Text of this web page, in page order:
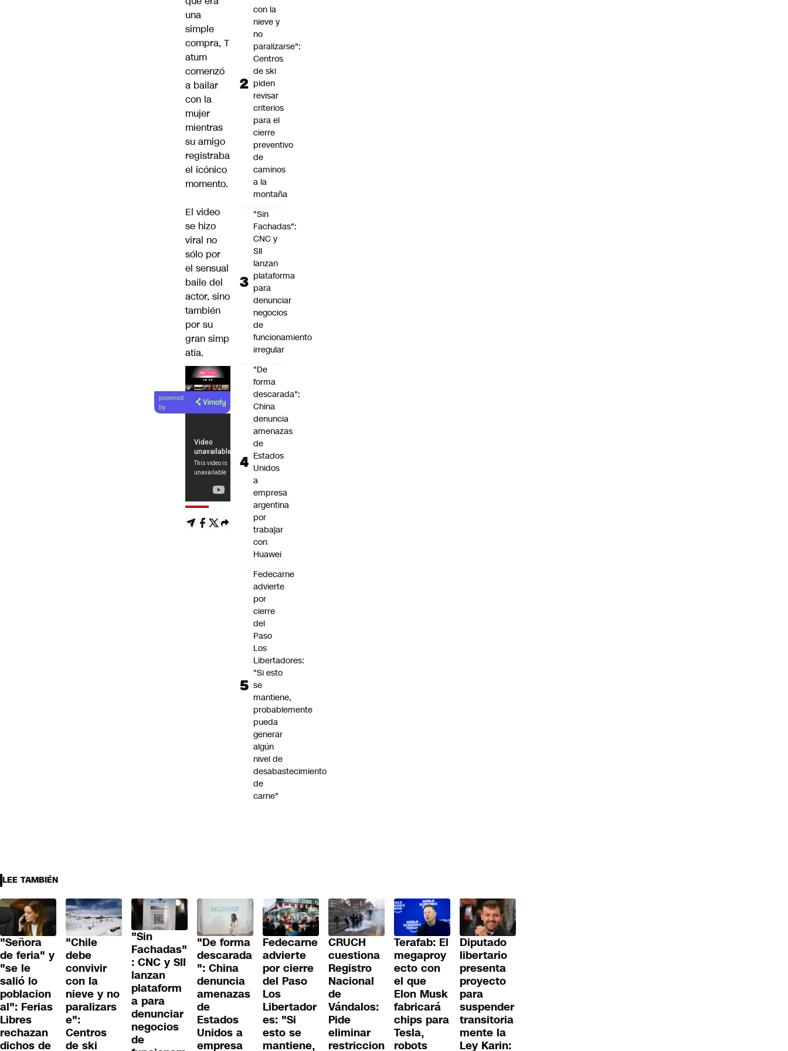
una
simple
compra, T
atum
comenzó
a bailar
con la
mujer
mientras
su amigo
registraba
el icónico
momento.
El video
se hizo
viral no
sólo por
el sensual
baile del
actor, sino
también
por su
gran simp
atía.
Lea el
artículo
powered
by
con la
nieve y
no
paralizarse":
Centros
de ski
piden
revisar
criterios
para el
cierre
preventivo
de
caminos
a la
montaña
"Sin
Fachadas":
CNC y
SII
lanzan
plataforma
para
denunciar
negocios
de
funcionamiento
irregular
"De
forma
descarada":
China
denuncia
amenazas
de
Estados
Unidos
a
empresa
argentina
por
trabajar
con
Huawei
Fedecarne
advierte
por
cierre
del
Paso
Los
Libertadores:
"Si esto
se
mantiene,
probablemente
pueda
generar
algún
nivel de
desabastecimiento
de
carne"
LEE TAMBIÉN
"Señora
de feria" y
"se le
salió lo
poblacion
al": Ferias
Libres
rechazan
dichos de
"Chile
debe
convivir
con la
nieve y no
paralizars
e":
Centros
de ski
"Sin
Fachadas"
: CNC y SII
lanzan
plataform
a para
denunciar
negocios
de
"De forma
descarada
": China
denuncia
amenazas
de
Estados
Unidos a
empresa
Fedecarne
advierte
por cierre
del Paso
Los
Libertador
es: "Si
esto se
mantiene,
CRUCH
cuestiona
Registro
Nacional
de
Vándalos:
Pide
eliminar
restriccion
Terafab: El
megaproy
ecto con
el que
Elon Musk
fabricará
chips para
Tesla,
robots
Diputado
libertario
presenta
proyecto
para
suspender
transitoria
mente la
Ley Karin: